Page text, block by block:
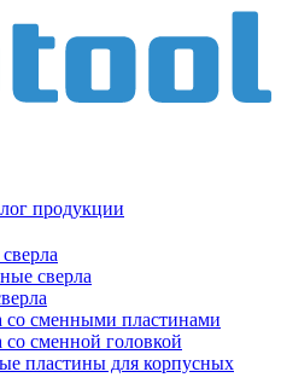
продукции
сверла
со сменными пластинами
со сменной головкой
пластины для корпусных